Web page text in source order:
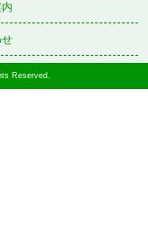
せ
Reserved.